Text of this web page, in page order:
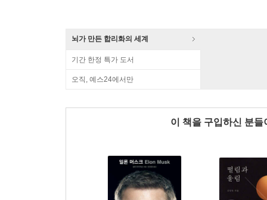
뇌가 만든 합리화의 세계
기간 한정 특가 도서
오직, 예스24에서만
이 책을 구입하신 분